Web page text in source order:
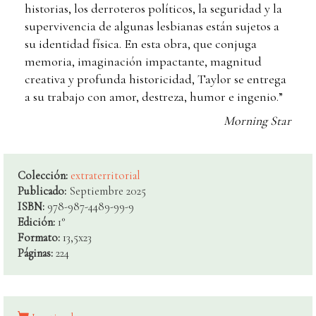
historias, los derroteros políticos, la seguridad y la
supervivencia de algunas lesbianas están sujetos a
su identidad física. En esta obra, que conjuga
memoria, imaginación impactante, magnitud
creativa y profunda historicidad, Taylor se entrega
a su trabajo con amor, destreza, humor e ingenio.”
Morning Star
Colección: extraterritorial
Publicado: Septiembre 2025
ISBN: 978-987-4489-99-9
Edición: 1°
Formato: 13,5x23
Páginas: 224